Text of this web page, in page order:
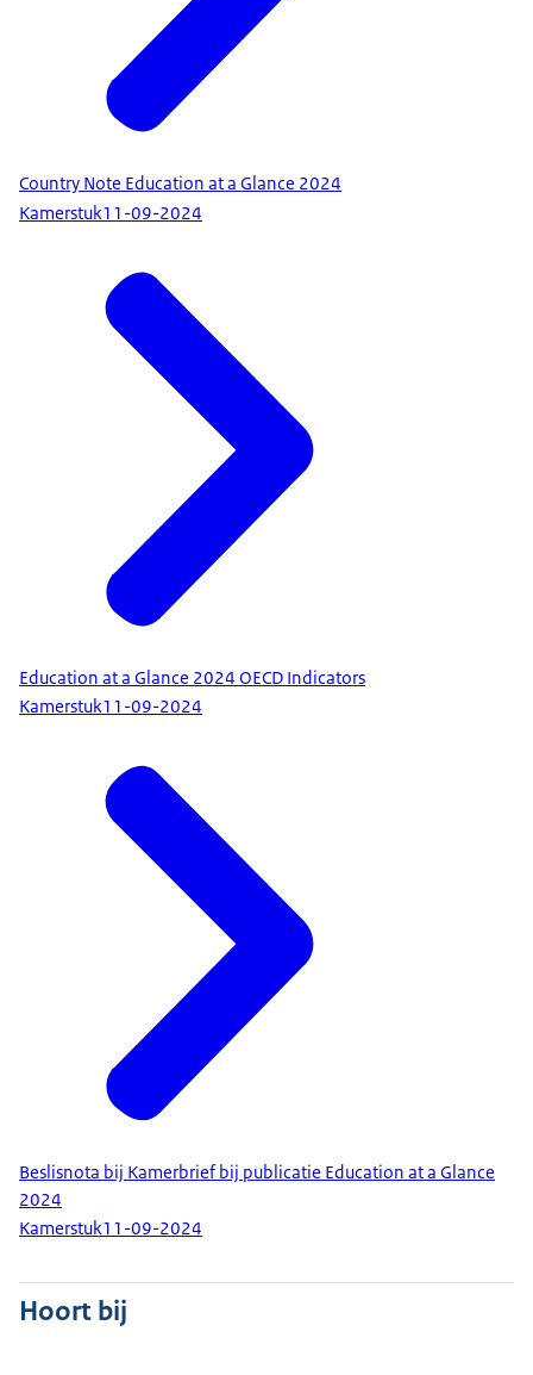
Country Note Education at a Glance 2024
Kamerstuk11-09-2024
Education at a Glance 2024 OECD Indicators
Kamerstuk11-09-2024
Beslisnota bij Kamerbrief bij publicatie Education at a Glance
2024
Kamerstuk11-09-2024
Hoort bij